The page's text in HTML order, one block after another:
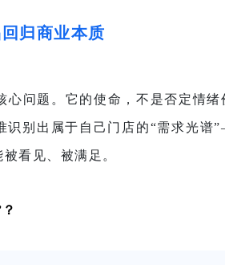
回归商业本质
问题。 它的使命，不是否定情绪
识别出属于自己门店的“需求光
看见、被满足。